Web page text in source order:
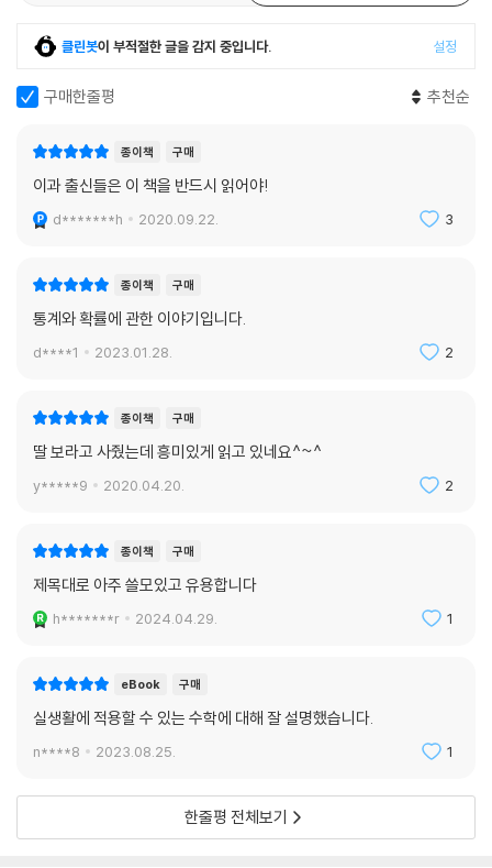
사칙연산과 비유로만 이야기하는 수학적 사고의 힘
그동안 쓸모는 알고 있었지만 제대로 수학을 사용하지 못했던 사람, 한번
쯤 수학을 제대로 사용해보고 싶은 사람에게 이 책을 추천한다. ‘계산’이라
는 말만 들어도 머리가 지끈지끈한 사람, 방정식만 봐도 틀릴까 무서운 사
람들도 쉽게 읽고 이해할 수 있는 수학 활용법이 담겨 있다.
을 탐지하라〉에서 미식축구팀 뉴패트리어츠에게 정말 승리의 여신이 있는
전설적인 안타 행진이 다시 일어날 확률은 얼마인지 계산하는 데 초등학생
정도면 충분히 이해할 수 있는 동전 던지기에 비유해서 설명한다. 3장 〈데
아닐지 알아내는 방법을 다이어그램으로 시각화해서 보여준다.
여러분이 실제로 종이와 연필을 들고서 베이즈 규칙 문제를 푼 적은 한 번
도 없을 것이다. 그래도 아무 문제 없다. 베이즈 규칙에 따라 사전확률, 데
을 배운다면, 여러분은 얼마든지 더 지혜로워질 수 있다. _Ⅲ.. 데이터의 홍
모두가 수학적 개념을 정확히 알 필요는 없다. 수학은 이제 교양의 문제다.
식 자체가 앞으로의 세상에서는 더욱 요구될 것이다. 그런 의미에서 수학
란다.
클린봇이 부적절한 글을 감지 중입니다. 설정
구매한줄평 추천순
종이책 구매
이과 출신들은 이 책을 반드시 읽어야!
d*******h 2020.09.22. 3
종이책 구매
통계와 확률에 관한 이야기입니다.
d****1 2023.01.28. 2
종이책 구매
딸 보라고 사줬는데 흥미있게 읽고 있네요^~^
y*****9 2020.04.20. 2
종이책 구매
제목대로 아주 쓸모있고 유용합니다
h*******r 2024.04.29. 1
eBook 구매
실생활에 적용할 수 있는 수학에 대해 잘 설명했습니다.
n****8 2023.08.25. 1
한줄평 전체보기